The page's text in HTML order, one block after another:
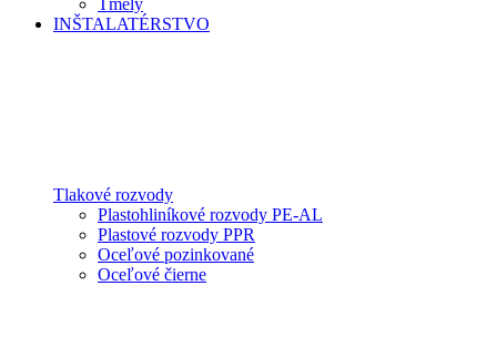
Tmely
INŠTALATÉRSTVO
Tlakové rozvody
Plastohliníkové rozvody PE-AL
Plastové rozvody PPR
Oceľové pozinkované
Oceľové čierne